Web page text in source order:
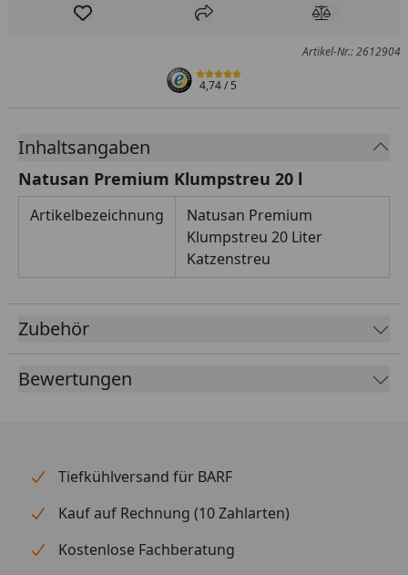
Produkt zur Wunschliste hinzufügen
Teilen Produkt
Artikel-Nr.: 2612904
4,74/ 5
Inhaltsangaben
Natusan Premium Klumpstreu 20 l
Artikelbezeichnung
Natusan Premium
Klumpstreu 20 Liter
Katzenstreu
Zubehör
Bewertungen
Tiefkühlversand für BARF
Kauf auf Rechnung (10 Zahlarten)
Kostenlose Fachberatung